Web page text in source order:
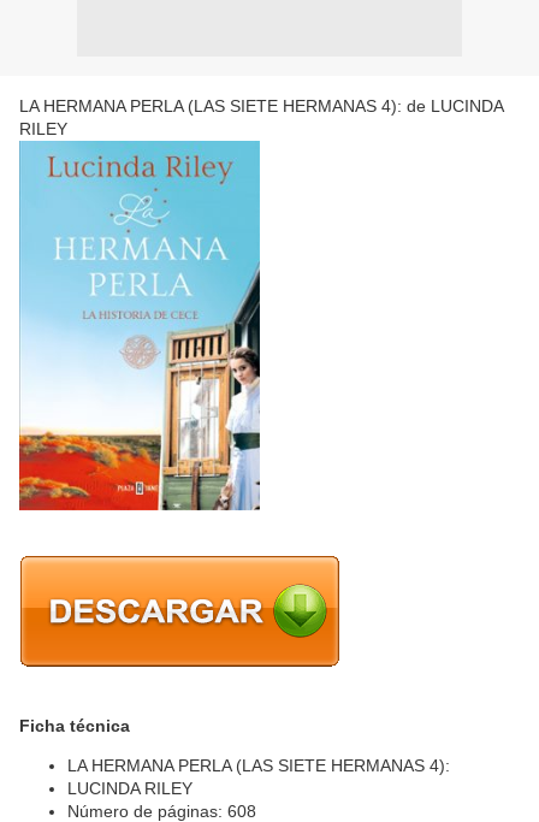
LA HERMANA PERLA (LAS SIETE HERMANAS 4): de LUCINDA
RILEY
Ficha técnica
LA HERMANA PERLA (LAS SIETE HERMANAS 4):
LUCINDA RILEY
Número de páginas: 608